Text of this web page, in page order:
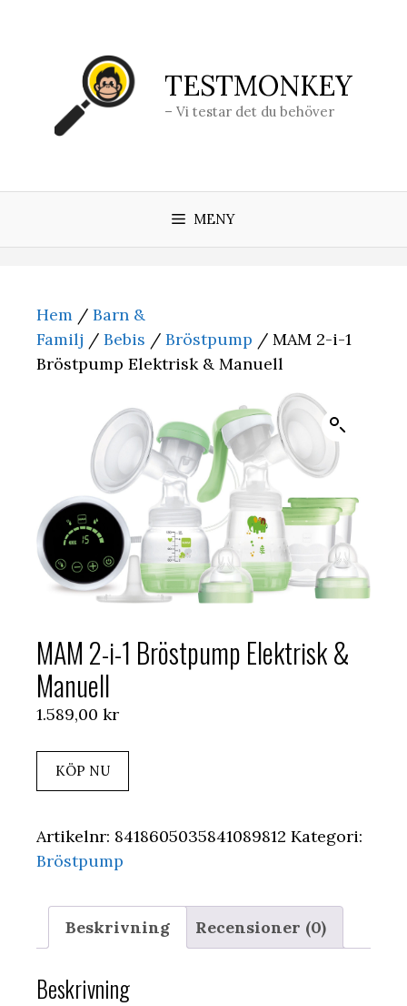
TESTMONKEY
– Vi testar det du behöver
MENY
Hem / Barn &
Familj / Bebis / Bröstpump / MAM 2-i-1
Bröstpump Elektrisk & Manuell
MAM 2-i-1 Bröstpump Elektrisk &
Manuell
1.589,00 kr
KÖP NU
Artikelnr: 8418605035841089812 Kategori:
Bröstpump
Beskrivning Recensioner (0)
Beskrivning